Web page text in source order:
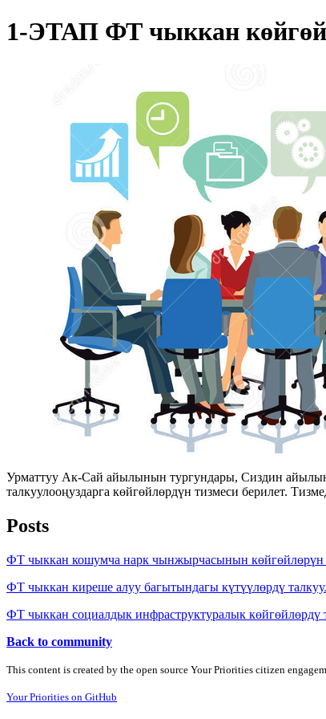
1-ЭТАП ФТ чыккан
Урматтуу Ак-Сай айылынын тургундары, Сиздин
талкуулооңуздарга көйгөйлөрдүн тизмеси берилет.
Posts
ФТ чыккан кошумча нарк чынжырчасынын көйгөйлөрүн
ФТ чыккан киреше алуу багытындагы күтүүлөрдү
ФТ чыккан социалдык инфраструктуралык көйгөйлөрдү
Back to community
This content is created by the open source Your Priorities citizen
Your Priorities on GitHub